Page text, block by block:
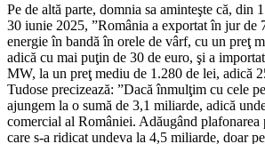
Pe de altă parte, domnia sa aminteşte că, din
30 iunie 2025, ”România a exportat în jur de
energie în bandă în orele de vârf, cu un preţ
adică cu mai puţin de 30 de euro, şi a
MW, la un preţ mediu de 1.280 de lei, adică
Tudose precizează: ”Dacă înmulţim cu cele
ajungem la o sumă de 3,1 miliarde, adică
comercial al României. Adăugând plafonarea
care s-a ridicat undeva la 4,5 miliarde, doar